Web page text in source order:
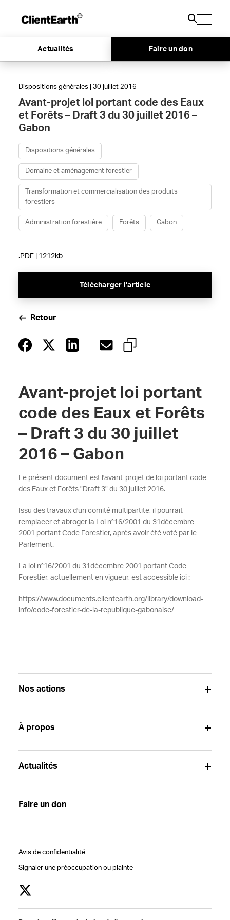
Actualités Faire un don
Dispositions générales | 30 juillet 2016
Avant-projet loi portant code des Eaux
et Forêts – Draft 3 du 30 juillet 2016 –
Gabon
Dispositions générales
Domaine et aménagement forestier
Transformation et commercialisation des produits
forestiers
Administration forestière Forêts Gabon
.PDF | 1212kb
Télécharger l’article
Retour
Avant-projet loi portant
code des Eaux et Forêts
– Draft 3 du 30 juillet
2016 – Gabon
Le présent document est l'avant-projet de loi portant code
des Eaux et Forêts "Draft 3" du 30 juillet 2016.
Issu des travaux d'un comité multipartite, il pourrait
remplacer et abroger la Loi n°16/2001 du 31décembre
2001 portant Code Forestier, après avoir été voté par le
Parlement.
La loi n°16/2001 du 31décembre 2001 portant Code
Forestier, actuellement en vigueur, est accessible ici :
https://www.documents.clientearth.org/library/download-
info/code-forestier-de-la-republique-gabonaise/
Nos actions
À propos
Actualités
Faire un don
Avis de confidentialité
Signaler une préoccupation ou plainte